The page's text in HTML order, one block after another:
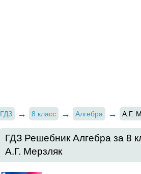
ГДЗ 8 класс Алгебра А.Г.
ГДЗ Решебник Алгебра за 8
А.Г. Мерзляк